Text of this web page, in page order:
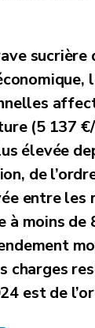
sucrière
(5 137
élevée
de
entre les
moins de
charges
est de